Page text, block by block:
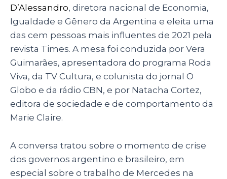
D’Alessandro, diretora nacional de Economia,
Igualdade e Gênero da Argentina e eleita uma
das cem pessoas mais influentes de 2021 pela
revista Times. A mesa foi conduzida por Vera
Guimarães, apresentadora do programa Roda
Viva, da TV Cultura, e colunista do jornal O
Globo e da rádio CBN, e por Natacha Cortez,
editora de sociedade e de comportamento da
Marie Claire.
A conversa tratou sobre o momento de crise
dos governos argentino e brasileiro, em
especial sobre o trabalho de Mercedes na